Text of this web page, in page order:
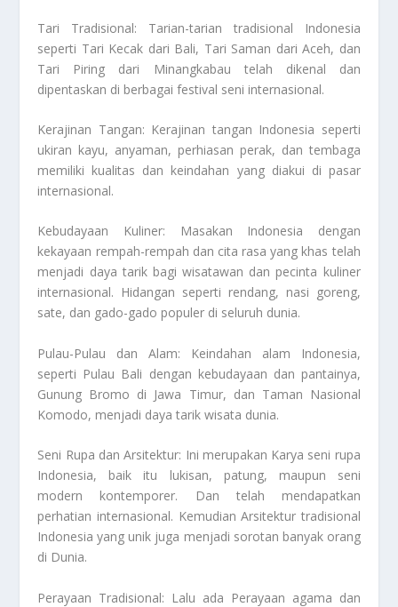
Tari Tradisional: Tarian-tarian tradisional Indonesia
seperti Tari Kecak dari Bali, Tari Saman dari Aceh, dan
Tari Piring dari Minangkabau telah dikenal dan
dipentaskan di berbagai festival seni internasional.
Kerajinan Tangan: Kerajinan tangan Indonesia seperti
ukiran kayu, anyaman, perhiasan perak, dan tembaga
memiliki kualitas dan keindahan yang diakui di pasar
internasional.
Kebudayaan Kuliner: Masakan Indonesia dengan
kekayaan rempah-rempah dan cita rasa yang khas telah
menjadi daya tarik bagi wisatawan dan pecinta kuliner
internasional. Hidangan seperti rendang, nasi goreng,
sate, dan gado-gado populer di seluruh dunia.
Pulau-Pulau dan Alam: Keindahan alam Indonesia,
seperti Pulau Bali dengan kebudayaan dan pantainya,
Gunung Bromo di Jawa Timur, dan Taman Nasional
Komodo, menjadi daya tarik wisata dunia.
Seni Rupa dan Arsitektur: Ini merupakan Karya seni rupa
Indonesia, baik itu lukisan, patung, maupun seni
modern kontemporer. Dan telah mendapatkan
perhatian internasional. Kemudian Arsitektur tradisional
Indonesia yang unik juga menjadi sorotan banyak orang
di Dunia.
Perayaan Tradisional: Lalu ada Perayaan agama dan